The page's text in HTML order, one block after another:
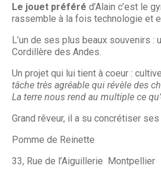
Le jouet préféré d’Alain c’est le
rassemble à la fois technologie et
L’un de ses plus beaux souvenirs :
Cordillère des Andes.
Un projet qui lui tient à coeur :
tâche très agréable qui révèle des
La terre nous rend au multiple ce
Grand rêveur, il a su concrétiser
Pomme de Reinette
33, Rue de l’Aiguillerie Montpellier